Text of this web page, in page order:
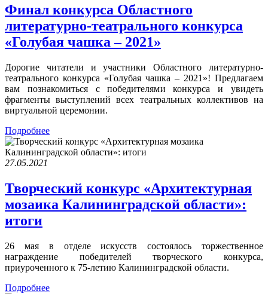
Финал конкурса Областного
литературно-театрального конкурса
«Голубая чашка – 2021»
Дорогие читатели и участники Областного литературно-
театрального конкурса «Голубая чашка – 2021»! Предлагаем
вам познакомиться с победителями конкурса и увидеть
фрагменты выступлений всех театральных коллективов на
виртуальной церемонии.
Подробнее
27.05.2021
Творческий конкурс «Архитектурная
мозаика Калининградской области»:
итоги
26 мая в отделе искусств состоялось торжественное
награждение победителей творческого конкурса,
приуроченного к 75-летию Калининградской области.
Подробнее